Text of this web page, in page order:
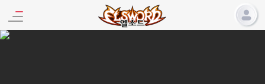
엘소드 프로모션